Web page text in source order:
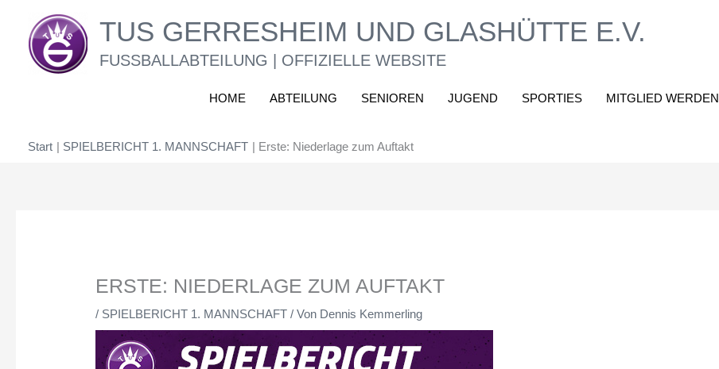
springen
TUS GERRESHEIM UND GLASHÜTTE E.V.
FUSSBALLABTEILUNG | OFFIZIELLE WEBSITE
HOME ABTEILUNG SENIOREN JUGEND SPORTIES MITGLIED WERDEN
Start SPIELBERICHT 1. MANNSCHAFT Erste: Niederlage zum Auftakt
ERSTE: NIEDERLAGE ZUM AUFTAKT
/ SPIELBERICHT 1. MANNSCHAFT / Von Dennis Kemmerling